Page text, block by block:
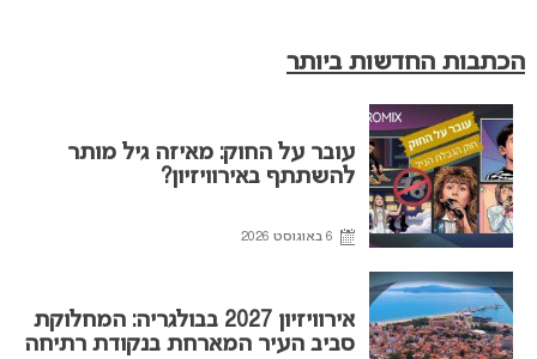
הכתבות החדשות ביותר
עובר על החוק: מאיזה גיל מותר
להשתתף באירוויזיון?
6 באוגוסט 2026
אירוויזיון 2027 בבולגריה: המחלוקת
סביב העיר המארחת בנקודת רתיחה